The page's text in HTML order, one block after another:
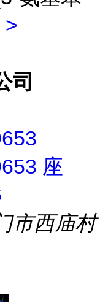
>
司
座
市西庙村